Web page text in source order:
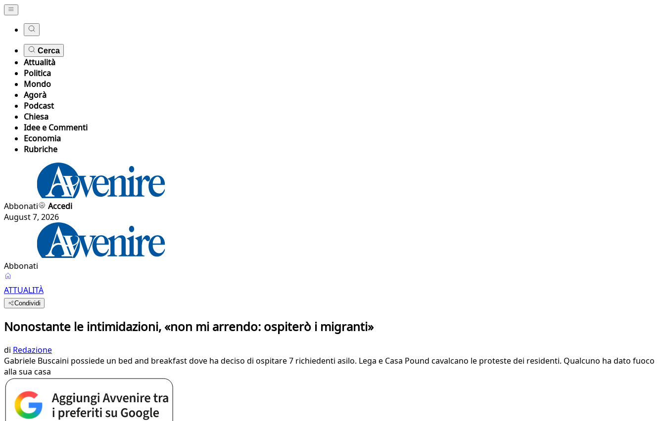
Cerca
Attualità
Politica
Mondo
Agorà
Podcast
Chiesa
Idee e Commenti
Economia
Rubriche
Abbonati
Accedi
August 7, 2026
Abbonati
ATTUALITÀ
Condividi
Nonostante le intimidazioni, «non mi arrendo: ospiterò i migranti»
di Redazione
Gabriele Buscaini possiede un bed and breakfast dove ha deciso di ospitare 7 richiedenti asilo. Lega e Casa Pound cavalcano le proteste dei residenti. Qualcuno ha dato fuoco
alla sua casa